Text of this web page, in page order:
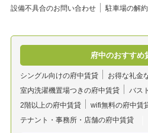
設備不具合のお問い合わせ
駐車場の解約
府中のおすすめ
シングル向けの府中賃貸
お得な礼金
室内洗濯機置場つきの府中賃貸
バス
2階以上の府中賃貸
wifi無料の府中賃
テナント・事務所・店舗の府中賃貸